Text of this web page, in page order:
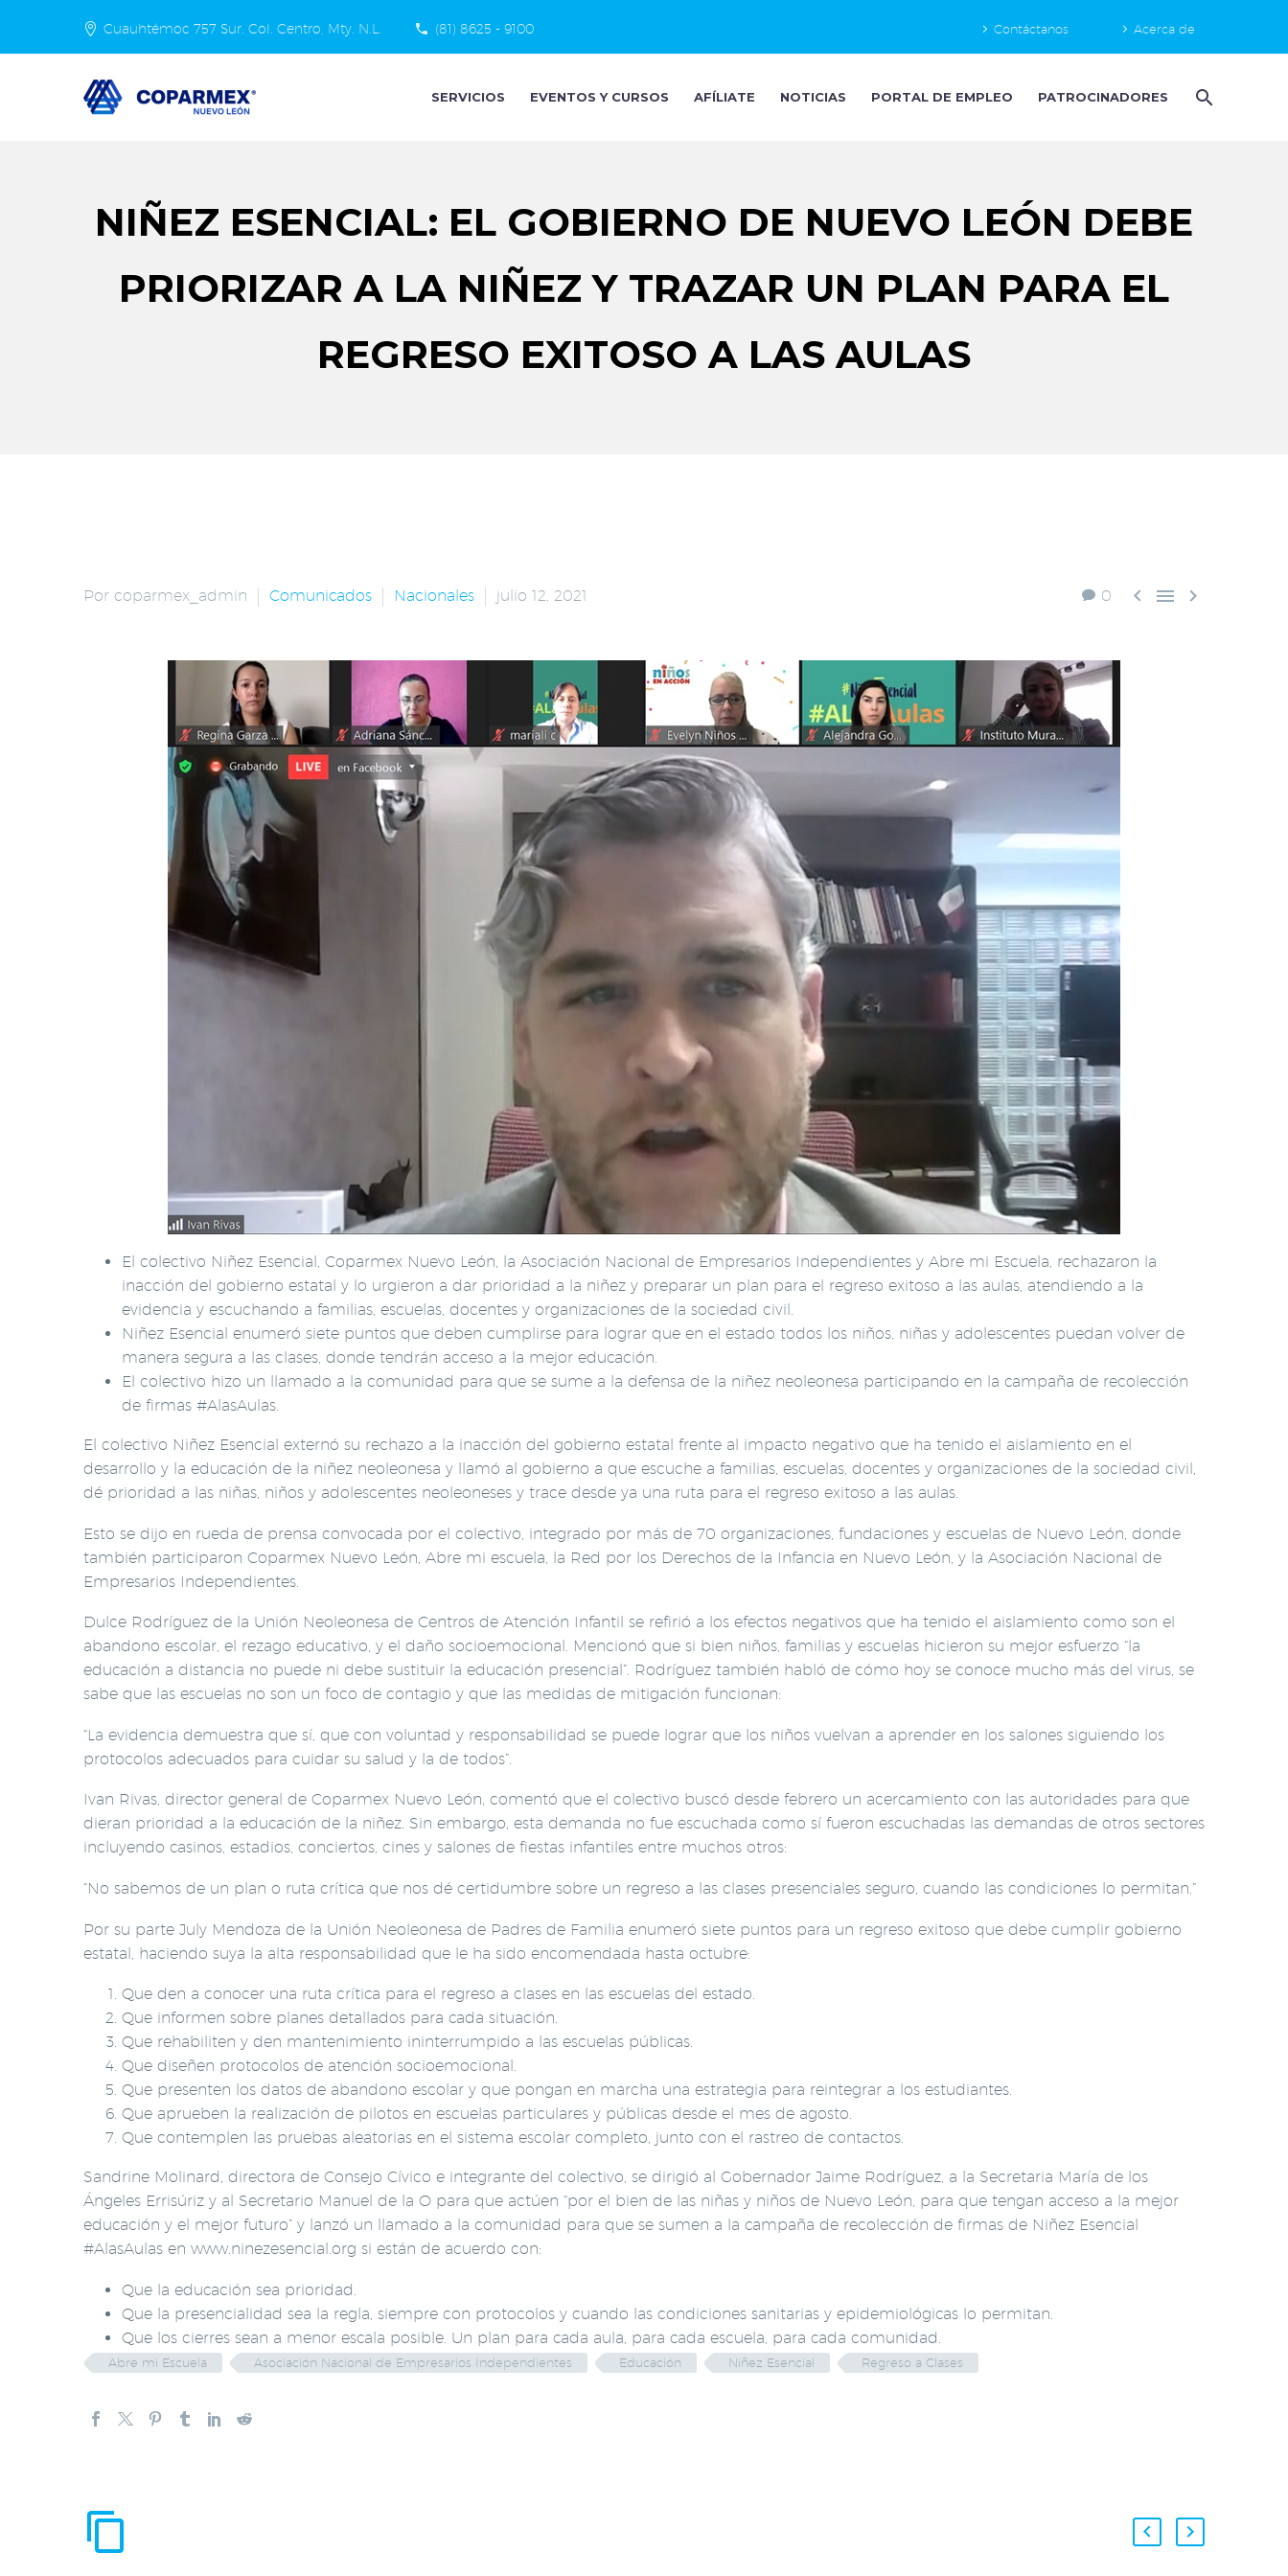
Cuauhtémoc 757 Sur. Col. Centro, Mty. N.L. (81) 8625 - 9100 Contáctanos Acerca de
SERVICIOS EVENTOS Y CURSOS AFÍLIATE NOTICIAS PORTAL DE EMPLEO PATROCINADORES
NIÑEZ ESENCIAL: EL GOBIERNO DE NUEVO LEÓN DEBE
PRIORIZAR A LA NIÑEZ Y TRAZAR UN PLAN PARA EL
REGRESO EXITOSO A LAS AULAS
0   
Por coparmex_admin Comunicados Nacionales julio 12, 2021
El colectivo Niñez Esencial, Coparmex Nuevo León, la Asociación Nacional de Empresarios Independientes y Abre mi Escuela, rechazaron la
inacción del gobierno estatal y lo urgieron a dar prioridad a la niñez y preparar un plan para el regreso exitoso a las aulas, atendiendo a la
evidencia y escuchando a familias, escuelas, docentes y organizaciones de la sociedad civil.
Niñez Esencial enumeró siete puntos que deben cumplirse para lograr que en el estado todos los niños, niñas y adolescentes puedan volver de
manera segura a las clases, donde tendrán acceso a la mejor educación.
El colectivo hizo un llamado a la comunidad para que se sume a la defensa de la niñez neoleonesa participando en la campaña de recolección
de firmas #AlasAulas.
El colectivo Niñez Esencial externó su rechazo a la inacción del gobierno estatal frente al impacto negativo que ha tenido el aislamiento en el
desarrollo y la educación de la niñez neoleonesa y llamó al gobierno a que escuche a familias, escuelas, docentes y organizaciones de la sociedad civil,
dé prioridad a las niñas, niños y adolescentes neoleoneses y trace desde ya una ruta para el regreso exitoso a las aulas.
Esto se dijo en rueda de prensa convocada por el colectivo, integrado por más de 70 organizaciones, fundaciones y escuelas de Nuevo León, donde
también participaron Coparmex Nuevo León, Abre mi escuela, la Red por los Derechos de la Infancia en Nuevo León, y la Asociación Nacional de
Empresarios Independientes.
Dulce Rodríguez de la Unión Neoleonesa de Centros de Atención Infantil se refirió a los efectos negativos que ha tenido el aislamiento como son el
abandono escolar, el rezago educativo, y el daño socioemocional. Mencionó que si bien niños, familias y escuelas hicieron su mejor esfuerzo “la
educación a distancia no puede ni debe sustituir la educación presencial”. Rodríguez también habló de cómo hoy se conoce mucho más del virus, se
sabe que las escuelas no son un foco de contagio y que las medidas de mitigación funcionan:
“La evidencia demuestra que sí, que con voluntad y responsabilidad se puede lograr que los niños vuelvan a aprender en los salones siguiendo los
protocolos adecuados para cuidar su salud y la de todos”.
Ivan Rivas, director general de Coparmex Nuevo León, comentó que el colectivo buscó desde febrero un acercamiento con las autoridades para que
dieran prioridad a la educación de la niñez. Sin embargo, esta demanda no fue escuchada como sí fueron escuchadas las demandas de otros sectores
incluyendo casinos, estadios, conciertos, cines y salones de fiestas infantiles entre muchos otros:
“No sabemos de un plan o ruta crítica que nos dé certidumbre sobre un regreso a las clases presenciales seguro, cuando las condiciones lo permitan.”
Por su parte July Mendoza de la Unión Neoleonesa de Padres de Familia enumeró siete puntos para un regreso exitoso que debe cumplir gobierno
estatal, haciendo suya la alta responsabilidad que le ha sido encomendada hasta octubre:
Que den a conocer una ruta crítica para el regreso a clases en las escuelas del estado.
Que informen sobre planes detallados para cada situación.
Que rehabiliten y den mantenimiento ininterrumpido a las escuelas públicas.
Que diseñen protocolos de atención socioemocional.
Que presenten los datos de abandono escolar y que pongan en marcha una estrategia para reintegrar a los estudiantes.
Que aprueben la realización de pilotos en escuelas particulares y públicas desde el mes de agosto.
Que contemplen las pruebas aleatorias en el sistema escolar completo, junto con el rastreo de contactos.
Sandrine Molinard, directora de Consejo Cívico e integrante del colectivo, se dirigió al Gobernador Jaime Rodríguez, a la Secretaria María de los
Ángeles Errisúriz y al Secretario Manuel de la O para que actúen “por el bien de las niñas y niños de Nuevo León, para que tengan acceso a la mejor
educación y el mejor futuro” y lanzó un llamado a la comunidad para que se sumen a la campaña de recolección de firmas de Niñez Esencial
#AlasAulas en www.ninezesencial.org si están de acuerdo con:
Que la educación sea prioridad.
Que la presencialidad sea la regla, siempre con protocolos y cuando las condiciones sanitarias y epidemiológicas lo permitan.
Que los cierres sean a menor escala posible. Un plan para cada aula, para cada escuela, para cada comunidad.
Abre mi Escuela Asociación Nacional de Empresarios Independientes Educación Niñez Esencial Regreso a Clases